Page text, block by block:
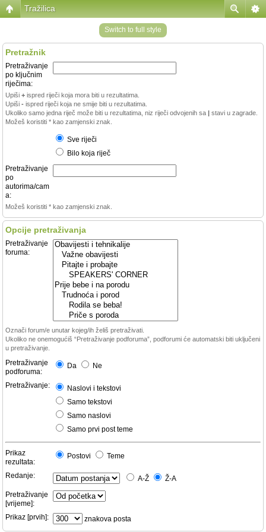
Tražilica
Switch to full style
Pretražnik
Pretraživanje
po ključnim
riječima:
Upiši + ispred riječi koja mora biti u rezultatima.
Upiši - ispred riječi koja ne smije biti u rezultatima.
Ukoliko samo jedna riječ može biti u rezultatima, niz riječi odvojenih sa | stavi u zagrade.
Možeš koristiti * kao zamjenski znak.
Sve riječi
Bilo koja riječ
Pretraživanje
po
autorima/cam
a:
Možeš koristiti * kao zamjenski znak.
Opcije pretraživanja
Pretraživanje
foruma:
Označi forum/e unutar kojeg/ih želiš pretraživati.
Ukoliko ne onemogućiš “Pretraživanje podforuma”, podforumi će automatski biti uključeni
u pretraživanje.
Pretraživanje
podforuma:
Da Ne
Pretraživanje:
Naslovi i tekstovi
Samo tekstovi
Samo naslovi
Samo prvi post teme
Prikaz
rezultata:
Postovi Teme
Redanje: A-Ž
Ž-A
Pretraživanje
[vrijeme]:
Prikaz [prvih]:
znakova posta